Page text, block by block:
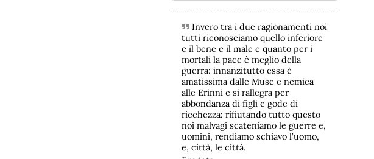
@peacelink - 6/8/2026 21:45
borsaitaliana.it/borsa/notizie
Si sta ragionando su un piano B per
Taranto dopo la chiusura dell’area a
caldo dell’ILVA?
#ILVA #Taranto
@peacelink - 6/8/2026 21:41
cronachetarantine.it/index.php
il Governo ha manifestato l’intenzione
di predisporre un provvedimento
straordinario per attenuare le
Invero tra i due ragionamenti noi
tutti riconosciamo quello inferiore
e il bene e il male e quanto per i
mortali la pace è meglio della
guerra: innanzitutto essa è
amatissima dalle Muse e nemica
alle Erinni e si rallegra per
abbondanza di figli e gode di
ricchezza: rifiutando tutto questo
noi malvagi scateniamo le guerre e,
uomini, rendiamo schiavo l’uomo,
e, città, le città.